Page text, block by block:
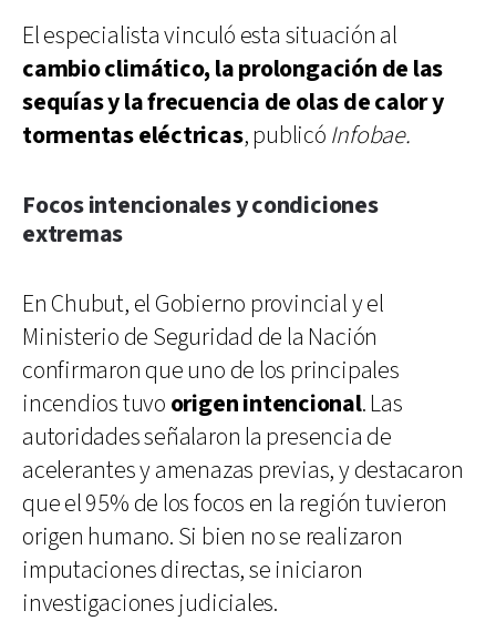
El especialista vinculó esta situación al
cambio climático, la prolongación de las
sequías y la frecuencia de olas de calor y
tormentas eléctricas, publicó Infobae.
Focos intencionales y condiciones
extremas
En Chubut, el Gobierno provincial y el
Ministerio de Seguridad de la Nación
confirmaron que uno de los principales
incendios tuvo origen intencional. Las
autoridades señalaron la presencia de
acelerantes y amenazas previas, y destacaron
que el 95% de los focos en la región tuvieron
origen humano. Si bien no se realizaron
imputaciones directas, se iniciaron
investigaciones judiciales.